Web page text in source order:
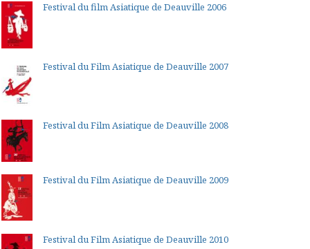
Festival du film Asiatique de Deauville 2006
Festival du Film Asiatique de Deauville 2007
Festival du Film Asiatique de Deauville 2008
Festival du Film Asiatique de Deauville 2009
Festival du Film Asiatique de Deauville 2010